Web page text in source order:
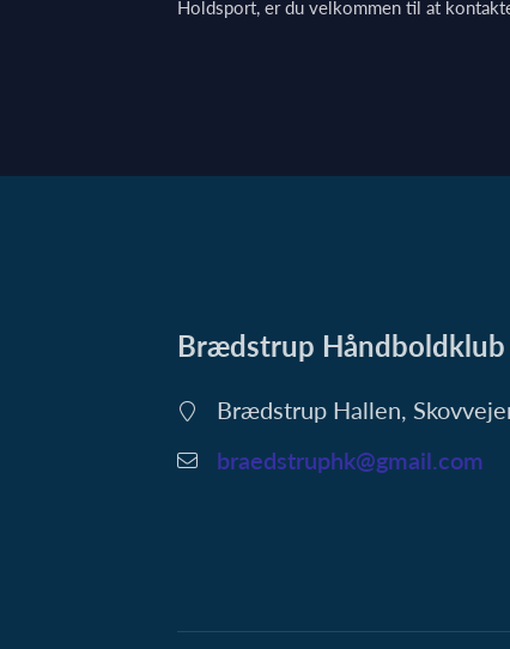
Holdsport, er du velkommen til at
Brædstrup Håndboldklub
Brædstrup Hallen,
braedstruphk@gmail.com